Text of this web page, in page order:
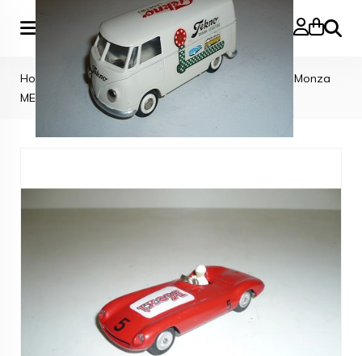
Search
Home TEKNO CARS
Tekno Denmark Ferrari 750 Monza
MEXI